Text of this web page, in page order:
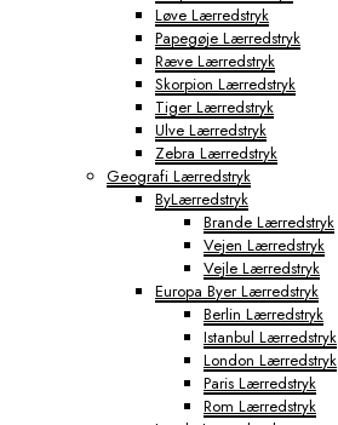
Løve Lærredstryk
Papegøje Lærredstryk
Ræve Lærredstryk
Skorpion Lærredstryk
Tiger Lærredstryk
Ulve Lærredstryk
Zebra Lærredstryk
Geografi Lærredstryk
ByLærredstryk
Brande Lærredstryk
Vejen Lærredstryk
Vejle Lærredstryk
Europa Byer Lærredstryk
Berlin Lærredstryk
Istanbul Lærredstryk
London Lærredstryk
Paris Lærredstryk
Rom Lærredstryk